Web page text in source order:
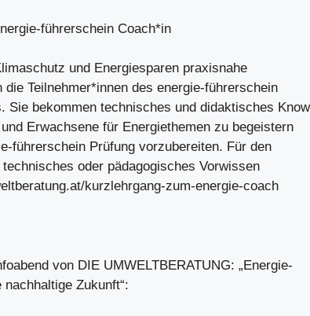
führerschein Coach*in
und Energiesparen praxisnahe
Teilnehmer*innen des energie-führerschein
Sie bekommen technisches und didaktisches
Erwachsene für Energiethemen zu begeistern
führerschein Prüfung vorzubereiten. Für den
oder pädagogisches Vorwissen
kurzlehrgang-zum-energie-coach
von DIE UMWELTBERATUNG: „Energie-
Zukunft“: